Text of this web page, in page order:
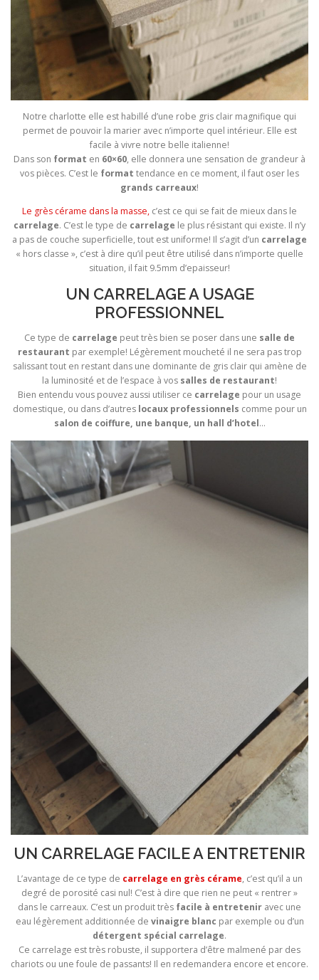
Notre charlotte elle est habillé d’une robe gris clair magnifique qui
permet de pouvoir la marier avec n’importe quel intérieur. Elle est
facile à vivre notre belle italienne!
Dans son format en 60×60, elle donnera une sensation de grandeur à
vos pièces. C’est le format tendance en ce moment, il faut oser les
grands carreaux!
Le grès cérame dans la masse, c’est ce qui se fait de mieux dans le
carrelage. C’est le type de carrelage le plus résistant qui existe. Il n’y
a pas de couche superficielle, tout est uniforme! Il s’agit d’un carrelage
« hors classe », c’est à dire qu’il peut être utilisé dans n’importe quelle
situation, il fait 9.5mm d’epaisseur!
UN CARRELAGE A USAGE
PROFESSIONNEL
Ce type de carrelage peut très bien se poser dans une salle de
restaurant par exemple! Légèrement moucheté il ne sera pas trop
salissant tout en restant dans une dominante de gris clair qui amène de
la luminosité et de l’espace à vos salles de restaurant!
Bien entendu vous pouvez aussi utiliser ce carrelage pour un usage
domestique, ou dans d’autres locaux professionnels comme pour un
salon de coiffure, une banque, un hall d’hotel…
UN CARRELAGE FACILE A ENTRETENIR
L’avantage de ce type de carrelage en grès cérame, c’est qu’il a un
degré de porosité casi nul! C’est à dire que rien ne peut « rentrer »
dans le carreaux. C’est un produit très facile à entretenir avec une
eau légèrement additionnée de vinaigre blanc par exemple ou d’un
détergent spécial carrelage.
Ce carrelage est très robuste, il supportera d’être malmené par des
chariots ou une foule de passants! Il en redemandera encore et encore.